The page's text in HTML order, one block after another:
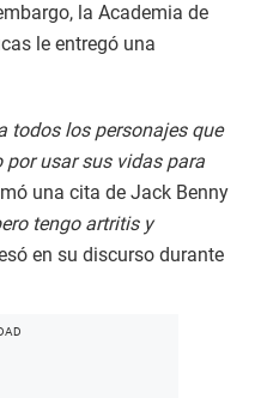
la Academia de
le entregó una
todos los personajes que
por usar sus vidas para
una cita de Jack Benny
tengo artritis y
en su discurso durante